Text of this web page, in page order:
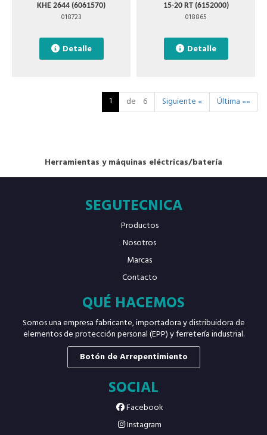
KHE 2644 (6061570)
018723
Detalle
15-20 RT (6152000)
018865
Detalle
1 de 6 Siguiente » Última »»
Herramientas y máquinas eléctricas/batería
SEGUTECNICA
Productos
Nosotros
Marcas
Contacto
QUÉ HACEMOS
Somos una empresa fabricante, importadora y distribuidora de
elementos de protección personal (EPP) y ferretería industrial.
Botón de Arrepentimiento
SOCIAL
Facebook
Instagram